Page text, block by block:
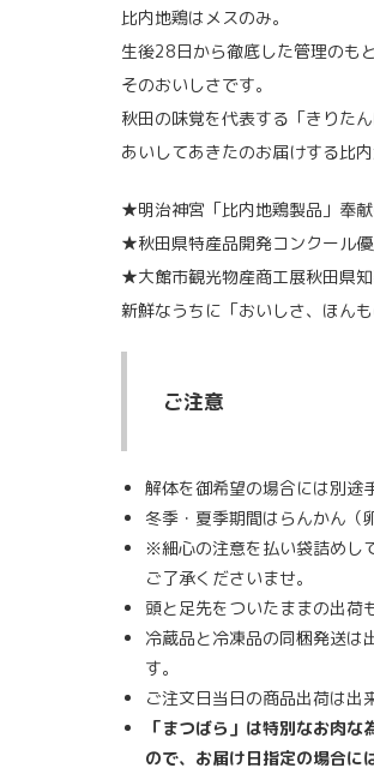
比内地鶏はメスのみ。
生後28日から徹底した管理のも
そのおいしさです。
秋田の味覚を代表する「きりた
あいしてあきたのお届けする比
★明治神宮「比内地鶏製品」奉
★秋田県特産品開発コンクール
★大館市観光物産商工展秋田県
新鮮なうちに「おいしさ、ほんも
ご注意
解体を御希望の場合には別途
冬季・夏季期間はらんかん（
※細心の注意を払い袋詰めし
ご了承くださいませ。
頭と足先をついたままの出荷
冷蔵品と冷凍品の同梱発送は
す。
ご注文日当日の商品出荷は出
「まつばら」は特別なお肉
ので、お届け日指定の場合に